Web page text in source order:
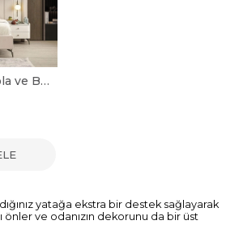
Nova Bazalı Karyola ve Başlığı
yatağa ekstra bir destek sağlayarak
önler ve odanızın dekorunu da bir üst